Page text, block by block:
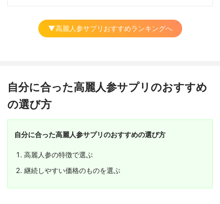
▼高麗人参サプリおすすめランキングへ
自分に合った高麗人参サプリのおすすめ
の選び方
自分に合った高麗人参サプリのおすすめの選び方
高麗人参の特徴で選ぶ
継続しやすい価格のものを選ぶ